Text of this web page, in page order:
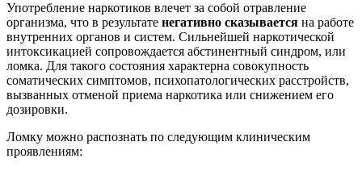
Употребление наркотиков влечет за собой отравление
организма, что в результате негативно сказывается на работе
внутренних органов и систем. Сильнейшей наркотической
интоксикацией сопровождается абстинентный синдром, или
ломка. Для такого состояния характерна совокупность
соматических симптомов, психопатологических расстройств,
вызванных отменой приема наркотика или снижением его
дозировки.
Ломку можно распознать по следующим клиническим
проявлениям: